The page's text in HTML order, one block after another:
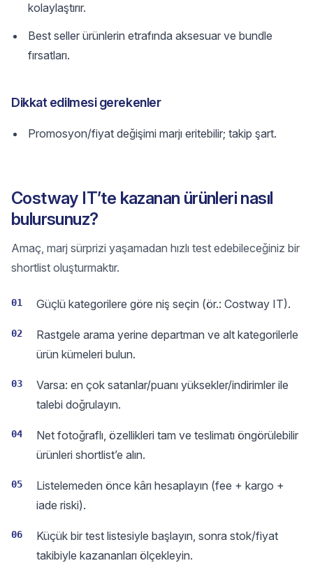
kolaylaştırır.
Best seller ürünlerin etrafında aksesuar ve bundle
fırsatları.
Dikkat edilmesi gerekenler
Promosyon/fiyat değişimi marjı eritebilir; takip şart.
Costway IT’te kazanan ürünleri nasıl
bulursunuz?
Amaç, marj sürprizi yaşamadan hızlı test edebileceğiniz bir
shortlist oluşturmaktır.
01 Güçlü kategorilere göre niş seçin (ör.: Costway IT).
02
Rastgele arama yerine departman ve alt kategorilerle
ürün kümeleri bulun.
03
Varsa: en çok satanlar/puanı yüksekler/indirimler ile
talebi doğrulayın.
04
Net fotoğraflı, özellikleri tam ve teslimatı öngörülebilir
ürünleri shortlist’e alın.
05
Listelemeden önce kârı hesaplayın (fee + kargo +
iade riski).
06
Küçük bir test listesiyle başlayın, sonra stok/fiyat
takibiyle kazananları ölçekleyin.